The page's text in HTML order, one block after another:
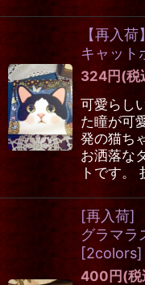
【再入
キャット
324円 (税
可愛らし
た瞳が可
発の猫ち
お洒落な
トです。
[再入荷]
グラマラ
[2colors]
400 円 (税